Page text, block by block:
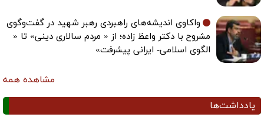
واکاوی اندیشه‌های راهبردی رهبر شهید در گفت‌وگوی
مشروح با دکتر واعظ زاده؛ از « مردم سالاری دینی» تا «
الگوی اسلامی- ایرانی پیشرفت»
مشاهده همه
یادداشت‌ها